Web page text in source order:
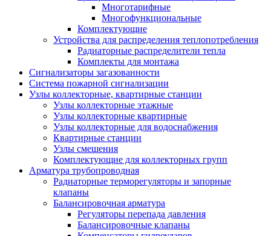
Многотарифные
Многофункциональные
Комплектующие
Устройства для распределения теплопотребления
Радиаторные распределители тепла
Комплекты для монтажа
Сигнализаторы загазованности
Система пожарной сигнализации
Узлы коллекторные, квартирные станции
Узлы коллекторные этажные
Узлы коллекторные квартирные
Узлы коллекторные для водоснабжения
Квартирные станции
Узлы смешения
Комплектующие для коллекторных групп
Арматура трубопроводная
Радиаторные терморегуляторы и запорные
клапаны
Балансировочная арматура
Регуляторы перепада давления
Балансировочные клапаны